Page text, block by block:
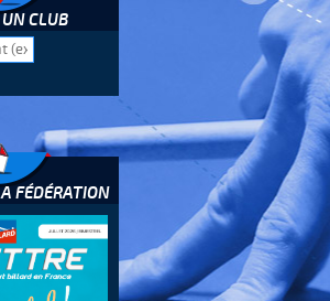
CLUB
FÉDÉRATION